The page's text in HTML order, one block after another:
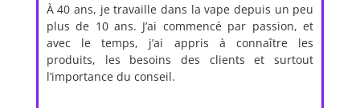
À 40 ans, je travaille dans la vape depuis un peu
plus de 10 ans. J’ai commencé par passion, et
avec le temps, j’ai appris à connaître les
produits, les besoins des clients et surtout
l’importance du conseil.